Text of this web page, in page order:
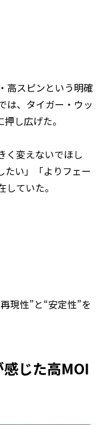
高スピンという明確
は、タイガー・ウッ
し広げた。
く変えないでほし
たい」「よりフェー
ていた。
現性”と“安定性”を
感じた高MOI